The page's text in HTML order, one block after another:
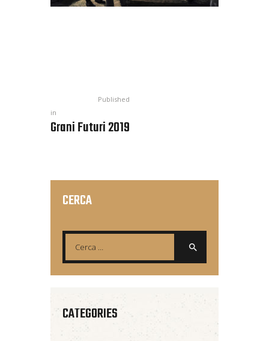
Published
in
Grani Futuri 2019
CERCA
CATEGORIES